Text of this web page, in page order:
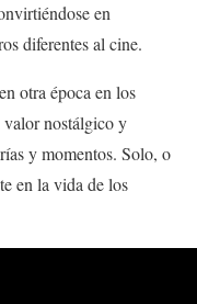
en
diferentes al cine.
otra época en los
valor nostálgico y
y momentos. Solo, o
en la vida de los